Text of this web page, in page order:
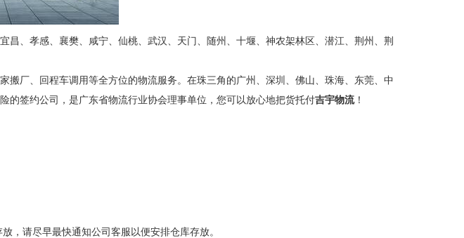
、孝感、襄樊、咸宁、仙桃、武汉、天门、随州、十堰、神农架林区、潜江、荆州、荆
厂、回程车调用等全方位的物流服务。在珠三角的广州、深圳、佛山、珠海、东莞、中
的签约公司，是广东省物流行业协会理事单位，您可以放心地把货托付吉宇物流！
，请尽早最快通知公司客服以便安排仓库存放。